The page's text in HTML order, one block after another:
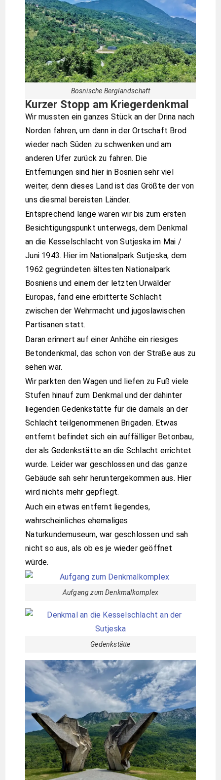
Bosnische Berglandschaft
Kurzer Stopp am Kriegerdenkmal
Wir mussten ein ganzes Stück an der Drina nach
Norden fahren, um dann in der Ortschaft Brod
wieder nach Süden zu schwenken und am
anderen Ufer zurück zu fahren. Die
Entfernungen sind hier in Bosnien sehr viel
weiter, denn dieses Land ist das Größte der von
uns diesmal bereisten Länder.
Entsprechend lange waren wir bis zum ersten
Besichtigungspunkt unterwegs, dem Denkmal
an die Kesselschlacht von Sutjeska im Mai /
Juni 1943. Hier im Nationalpark Sutjeska, dem
1962 gegründeten ältesten Nationalpark
Bosniens und einem der letzten Urwälder
Europas, fand eine erbitterte Schlacht
zwischen der Wehrmacht und jugoslawischen
Partisanen statt.
Daran erinnert auf einer Anhöhe ein riesiges
Betondenkmal, das schon von der Straße aus zu
sehen war.
Wir parkten den Wagen und liefen zu Fuß viele
Stufen hinauf zum Denkmal und der dahinter
liegenden Gedenkstätte für die damals an der
Schlacht teilgenommenen Brigaden. Etwas
entfernt befindet sich ein auffälliger Betonbau,
der als Gedenkstätte an die Schlacht errichtet
wurde. Leider war geschlossen und das ganze
Gebäude sah sehr heruntergekommen aus. Hier
wird nichts mehr gepflegt.
Auch ein etwas entfernt liegendes,
wahrscheinliches ehemaliges
Naturkundemuseum, war geschlossen und sah
nicht so aus, als ob es je wieder geöffnet
würde.
Aufgang zum Denkmalkomplex
Gedenkstätte